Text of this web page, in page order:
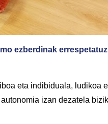
ezberdinak errespetatuz
eta indibiduala, ludikoa
izan dezatela